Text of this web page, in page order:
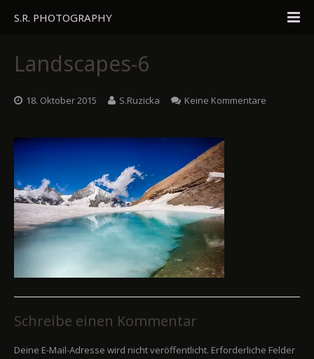
S.R. PHOTOGRAPHY
About
Blog
Gästebuch
Landscapes-6
18. Oktober 2015 S.Ruzicka Keine Kommentare
Schreibe einen Kommentar
Deine E-Mail-Adresse wird nicht veröffentlicht. Erforderliche Felder